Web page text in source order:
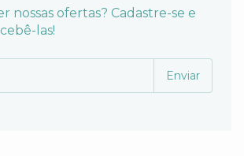
nossas ofertas? Cadastre-se e
las!